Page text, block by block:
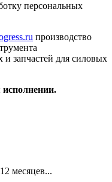
персональных
производство
запчастей для силовых
месяцев...